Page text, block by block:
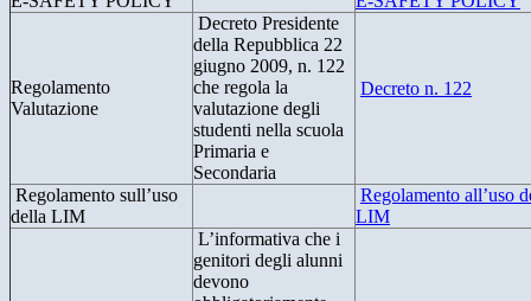
Regolamento
Valutazione
Decreto Presidente
della Repubblica 22
giugno 2009, n. 122
che regola la
valutazione degli
studenti nella scuola
Primaria e
Secondaria
Decreto n. 122
Regolamento sull’uso
della LIM
Regolamento all’uso
LIM
L’informativa che i
genitori degli alunni
devono